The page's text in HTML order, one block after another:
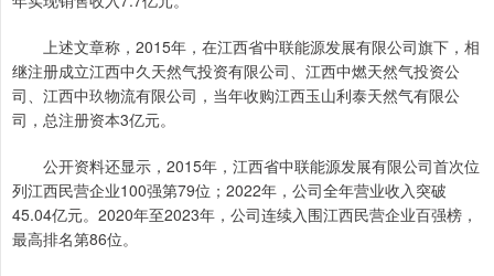
上述文章称，2015年，在江西省中联能源发展有限公司旗下，相
继注册成立江西中久天然气投资有限公司、江西中燃天然气投资公
司、江西中玖物流有限公司，当年收购江西玉山利泰天然气有限公
司，总注册资本3亿元。
公开资料还显示，2015年，江西省中联能源发展有限公司首次位
列江西民营企业100强第79位；2022年，公司全年营业收入突破
45.04亿元。2020年至2023年，公司连续入围江西民营企业百强榜，
最高排名第86位。